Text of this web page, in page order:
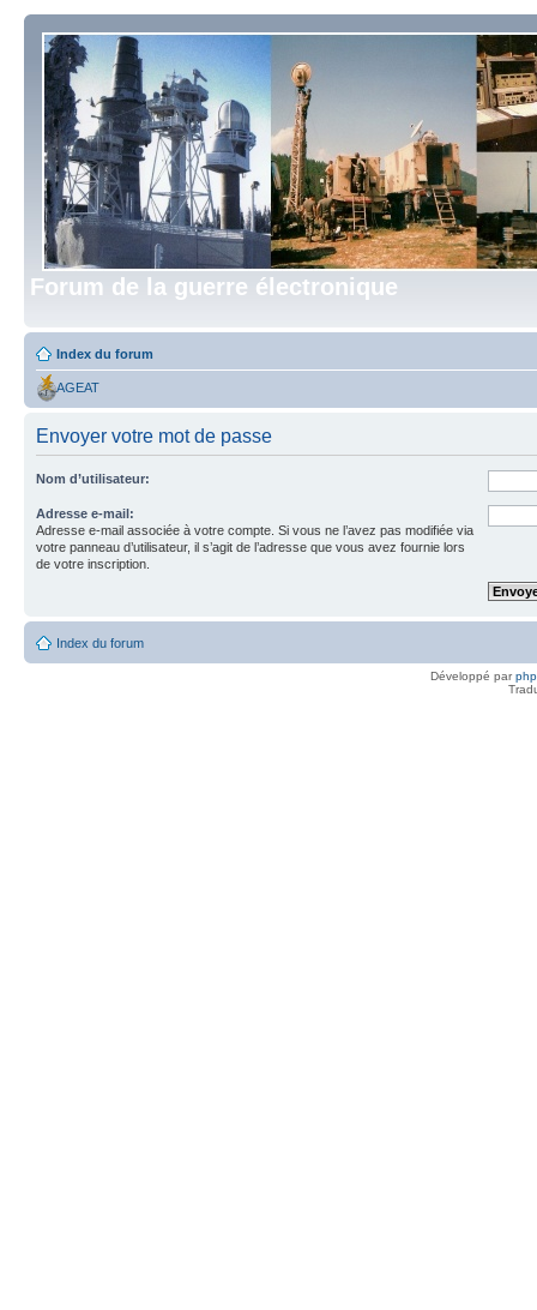
Forum de la guerre électronique
Index du forum
AGEAT
Envoyer votre mot de passe
Nom d’utilisateur:
Adresse e-mail:
Adresse e-mail associée à votre compte. Si vous ne l’avez pas modifiée via
votre panneau d’utilisateur, il s’agit de l’adresse que vous avez fournie lors
de votre inscription.
Index du forum
Développé par